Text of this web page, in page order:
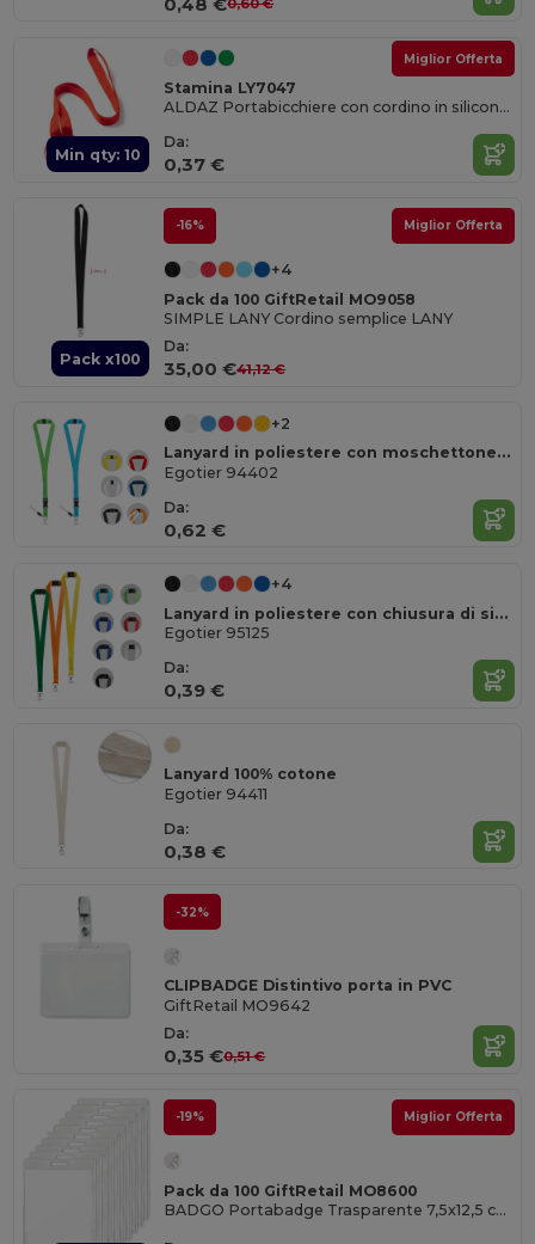
0,60 €
Min qty: 10
Miglior Offerta
Stamina LY7047
ALDAZ Portabicchiere con cordino in silicone regolabile
Da:
0,37 €
Pack x100
-16% Miglior Offerta
+4
Pack da 100 GiftRetail MO9058
SIMPLE LANY Cordino semplice LANY
Da:
35,00 €41,12 €
+2
Lanyard in poliestere con moschettone in metallo
Egotier 94402
Da:
0,62 €
+4
Lanyard in poliestere con chiusura di sicurezza
Egotier 95125
Da:
0,39 €
Lanyard 100% cotone
Egotier 94411
Da:
0,38 €
-32%
CLIPBADGE Distintivo porta in PVC
GiftRetail MO9642
Da:
0,35 €0,51 €
-19% Miglior Offerta
Pack da 100 GiftRetail MO8600
BADGO Portabadge Trasparente 7,5x12,5 cm per Ufficio e Eventi